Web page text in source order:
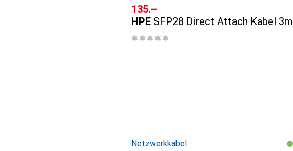
CHF
135.–
HPE SFP28 Direct Attach Kabel 3m
Netzwerkkabel